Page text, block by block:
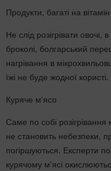
Продукти, багаті на
Не слід розігрівати
броколі, болгарський
нагрівання в
їжі не буде жодної користі.
Куряче м'ясо
Саме по собі розігрівання
не становить небезпеки,
погіршуються. Експерти
курячому м'ясі